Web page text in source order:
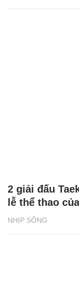
NHỊP SỐNG
2 giải đấu
lễ thể thao